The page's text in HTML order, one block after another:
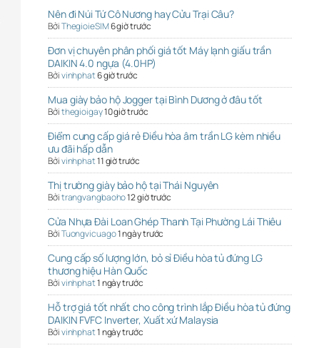
Nên đi Núi Tứ Cô Nương hay Cửu Trại Câu?
BởiThegioieSIM6 giờ trước
Đơn vị chuyên phân phối giá tốt Máy lạnh giấu trần
DAIKIN 4.0 ngựa (4.0HP)
Bởivinhphat6 giờ trước
Mua giày bảo hộ Jogger tại Bình Dương ở đâu tốt
Bởithegioigay10 giờ trước
Điểm cung cấp giá rẻ Điều hòa âm trần LG kèm nhiều
ưu đãi hấp dẫn
Bởivinhphat11 giờ trước
Thị trường giày bảo hộ tại Thái Nguyên
Bởitrangvangbaoho12 giờ trước
Cửa Nhựa Đài Loan Ghép Thanh Tại Phường Lái Thiêu
BởiTuongvicuago1 ngày trước
Cung cấp số lượng lớn, bỏ sỉ Điều hòa tủ đứng LG
thương hiệu Hàn Quốc
Bởivinhphat1 ngày trước
Hỗ trợ giá tốt nhất cho công trình lắp Điều hòa tủ đứng
DAIKIN FVFC Inverter, Xuất xứ Malaysia
Bởivinhphat1 ngày trước